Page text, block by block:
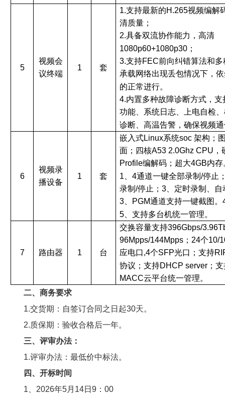
5
视频会
议终端
1 套
1.支持最新的H.265视频编解
清质量；
2.具备双流协作能力，高清
1080p60+1080p30；
3.支持FEC前向纠错算法和
承载网络出现丢包情况下，
的正常进行。
4.内置多种故障诊断方式，
功能、系统日志、上电自检
诊断、高温告警，确保视频
6
视频录
播设备
1 套
嵌入式Linux系统soc 架构；
面；四核A53 2.0Ghz CPU，
Profile编解码；超大4GB内存
1、4通道一键全部录制/停止
录制/停止；3、定时录制、自
3、PGM通道支持一键截图
5、支持多台机统一管理。
7 路由器 1 台
交换容量支持396Gbps/
96Mpps/144Mpps；24个10/
应电口,4个SFP光口；支持
协议；支持DHCP server；
MACC云平台统一管理。
二、商务要求
1.交货期：自签订合同之日起30天。
2.质保期：验收合格后一年。
三、评审办法：
1.评审办法：最低价中标法。
四、开标时间
1、2026年5月14日9：00